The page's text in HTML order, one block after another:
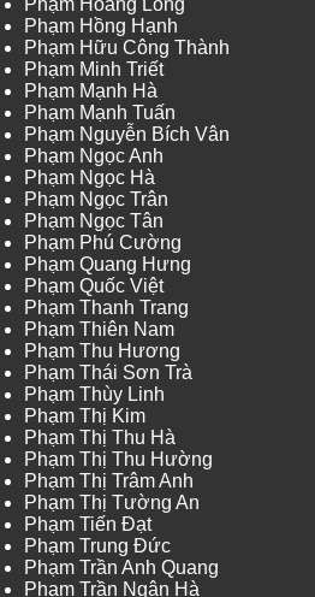
Phạm Hoàng Long
Phạm Hồng Hạnh
Phạm Hữu Công Thành
Phạm Minh Triết
Phạm Mạnh Hà
Phạm Mạnh Tuấn
Phạm Nguyễn Bích Vân
Phạm Ngọc Anh
Phạm Ngọc Hà
Phạm Ngọc Trân
Phạm Ngọc Tân
Phạm Phú Cường
Phạm Quang Hưng
Phạm Quốc Việt
Phạm Thanh Trang
Phạm Thiên Nam
Phạm Thu Hương
Phạm Thái Sơn Trà
Phạm Thùy Linh
Phạm Thị Kim
Phạm Thị Thu Hà
Phạm Thị Thu Hường
Phạm Thị Trâm Anh
Phạm Thị Tường An
Phạm Tiến Đạt
Phạm Trung Đức
Phạm Trần Anh Quang
Phạm Trần Ngân Hà